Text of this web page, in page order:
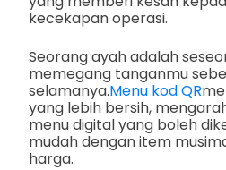
kecekapan operasi.
Seorang ayah adalah
memegang tanganmu
selamanya.Menu kod QR
yang lebih bersih,
menu digital yang boleh
mudah dengan item
harga.